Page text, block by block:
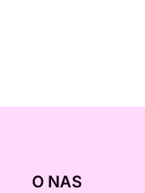
O NAS